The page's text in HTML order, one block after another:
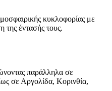
κυκλοφορίας με
της έντασής τους.
παράλληλα σε
σε Αργολίδα, Κορινθία,